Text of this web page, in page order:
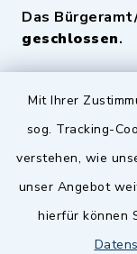
Mit Ihrer
sog. Tracking-
verstehen, wie
unser Angebot
hierfür können
Das
geschlossen.
Quicklinks
Zenngrund